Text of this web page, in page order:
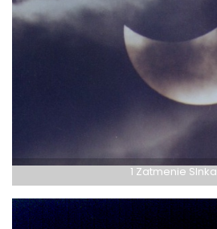
1 Zatmenie Slnka